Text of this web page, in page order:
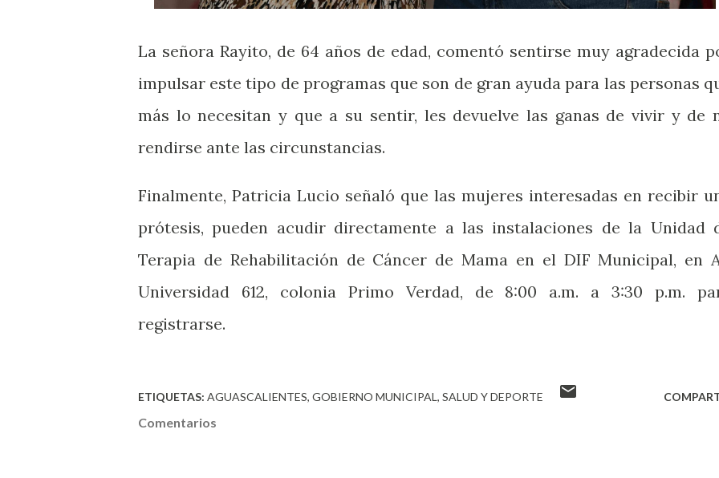
La señora Rayito, de 64 años de edad, comentó sentirse muy agradecida
impulsar este tipo de programas que son de gran ayuda para las personas
más lo necesitan y que a su sentir, les devuelve las ganas de vivir y de
rendirse ante las circunstancias.
Finalmente, Patricia Lucio señaló que las mujeres interesadas en recibir
prótesis, pueden acudir directamente a las instalaciones de la Unidad
Terapia de Rehabilitación de Cáncer de Mama en el DIF Municipal, en
Universidad 612, colonia Primo Verdad, de 8:00 a.m. a 3:30 p.m.
registrarse.
ETIQUETAS: AGUASCALIENTES GOBIERNO MUNICIPAL SALUD Y DEPORTE
Comentarios